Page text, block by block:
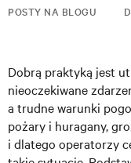
POSTY NA BLOGU
Dobrą praktyką jest
nieoczekiwane
a trudne warunki
pożary i huragany,
i dlatego operatorzy